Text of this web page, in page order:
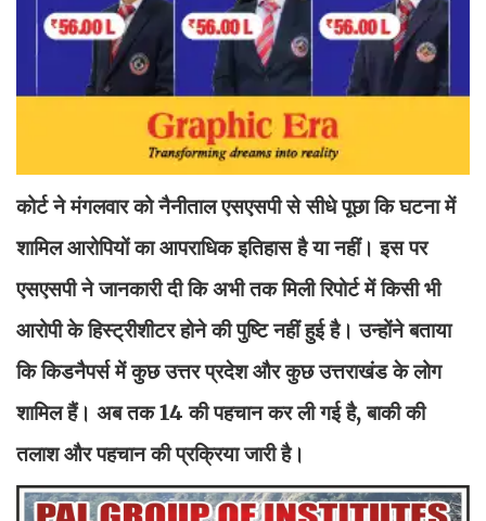
कोर्ट ने मंगलवार को नैनीताल एसएसपी से सीधे पूछा कि घटना में
शामिल आरोपियों का आपराधिक इतिहास है या नहीं। इस पर
एसएसपी ने जानकारी दी कि अभी तक मिली रिपोर्ट में किसी भी
आरोपी के हिस्ट्रीशीटर होने की पुष्टि नहीं हुई है। उन्होंने बताया
कि किडनैपर्स में कुछ उत्तर प्रदेश और कुछ उत्तराखंड के लोग
शामिल हैं। अब तक 14 की पहचान कर ली गई है, बाकी की
तलाश और पहचान की प्रक्रिया जारी है।